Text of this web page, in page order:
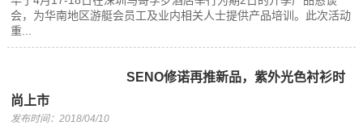
会，为华南地区游艇会员工及业内相关人士提供产品培训。此次活动
重...
SENO修诺再推新品，紫外光色衬衫时
尚上市
发布时间：2018/04/10